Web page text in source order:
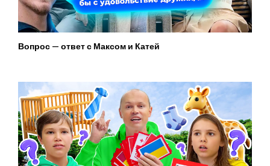
Вопрос — ответ с Максом и Катей